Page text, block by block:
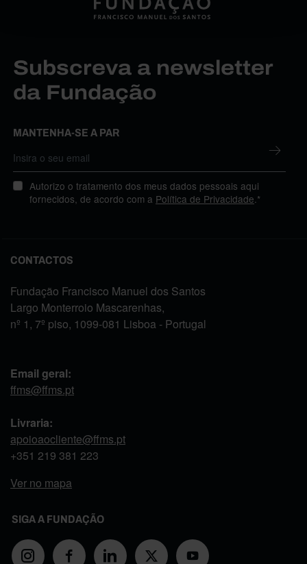
Subscreva a newsletter
da Fundação
MANTENHA-SE A PAR
Autorizo o tratamento dos meus dados pessoais aqui
fornecidos, de acordo com a Política de Privacidade .*
CONTACTOS
Fundação Francisco Manuel dos Santos
Largo Monterroio Mascarenhas,
nº 1, 7º piso, 1099-081 Lisboa - Portugal
Email geral:
ffms@ffms.pt
Livraria:
apoioaocliente@ffms.pt
+351 219 381 223
Ver no mapa
SIGA A FUNDAÇÃO